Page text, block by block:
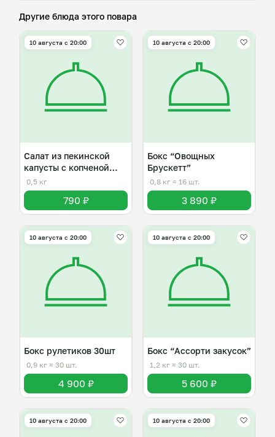
Другие блюда этого повара
10 августа с 20:00
Салат из пекинской
капусты с копченой
курицей
0,5 кг
790 ₽
10 августа с 20:00
Бокс “Овощных
Брускетт”
0,8 кг ≈ 16 шт.
3 890 ₽
10 августа с 20:00
Бокс рулетиков 30шт
0,9 кг ≈ 30 шт.
4 900 ₽
10 августа с 20:00
Бокс “Ассорти закусок”
1,2 кг ≈ 30 шт.
5 600 ₽
10 августа с 20:00 10 августа с 20:00